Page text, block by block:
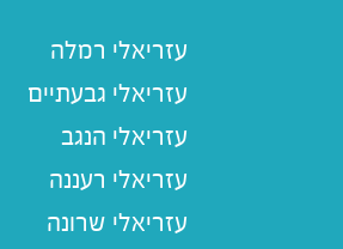
עזריאלי רמלה
עזריאלי גבעתיים
עזריאלי הנגב
עזריאלי רעננה
עזריאלי שרונה